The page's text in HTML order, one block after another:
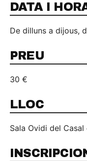
DATA I
De dilluns a dijous,
PREU
30 €
LLOC
Sala Ovidi del